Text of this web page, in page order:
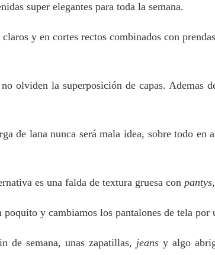
super elegantes para toda la semana.
y en cortes rectos combinados con
olviden la superposición de capas. Ademas
de lana nunca será mala idea, sobre todo
es una falda de textura gruesa con pantys,
poquito y cambiamos los pantalones de tela por
de semana, unas zapatillas, jeans y algo